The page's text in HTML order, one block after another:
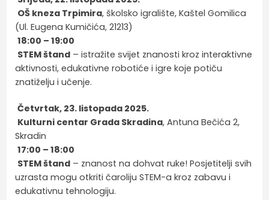
OŠ kneza Trpimira, školsko igralište, Kaštel Gomilica
(Ul. Eugena Kumičića, 21213)
18:00 – 19:00
STEM štand – istražite svijet znanosti kroz interaktivne
aktivnosti, edukativne robotiće i igre koje potiču
znatiželju i učenje.
Četvrtak, 23. listopada 2025.
Kulturni centar Grada Skradina, Antuna Bečića 2,
Skradin
17:00 – 18:00
STEM štand – znanost na dohvat ruke! Posjetitelji svih
uzrasta mogu otkriti čaroliju STEM-a kroz zabavu i
edukativnu tehnologiju.